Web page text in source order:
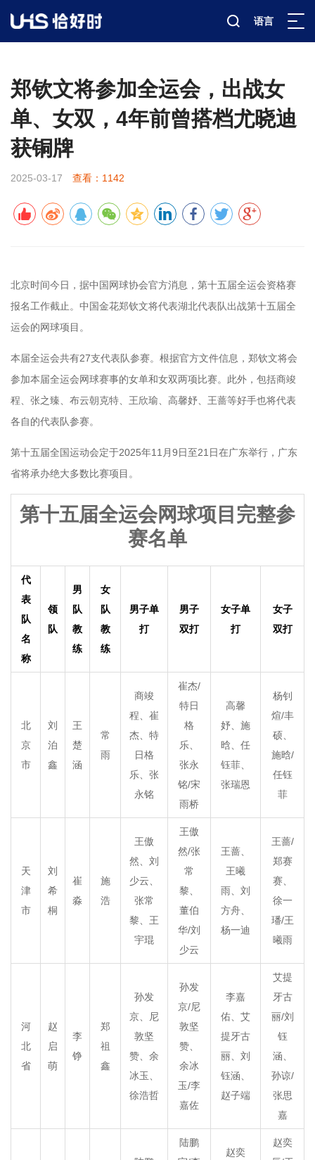
语言
> 新闻资讯 > 赛事报道
郑钦文将参加全运会，出战女
单、女双，4年前曾搭档尤晓迪
获铜牌
2025-03-17 查看：1142
北京时间今日，据中国网球协会官方消息，第十五届全运会资格赛
报名工作截止。中国金花郑钦文将代表湖北代表队出战第十五届全
运会的网球项目。
本届全运会共有27支代表队参赛。根据官方文件信息，郑钦文将会
参加本届全运会网球赛事的女单和女双两项比赛。此外，包括商竣
程、张之臻、布云朝克特、王欣瑜、高馨妤、王蔷等好手也将代表
各自的代表队参赛。
第十五届全国运动会定于2025年11月9日至21日在广东举行，广东
省将承办绝大多数比赛项目。
第十五届全运会网球项目完整参
赛名单
代
表
队
名
称
领
队
男
队
教
练
女
队
教
练
男子单
打
男子
双打
女子单
打
女子
双打
北
京
市
刘
泊
鑫
王
楚
涵
常
雨
商竣
程、崔
杰、特
日格
乐、张
永铭
崔杰/
特日
格
乐、
张永
铭/宋
雨桥
高馨
妤、施
晗、任
钰菲、
张瑞恩
杨钊
煊/丰
硕、
施晗/
任钰
菲
天
津
市
刘
希
桐
崔
淼
施
浩
王傲
然、刘
少云、
张常
黎、王
宇琨
王傲
然/张
常
黎、
董伯
华/刘
少云
王蔷、
王曦
雨、刘
方舟、
杨一迪
王蔷/
郑赛
赛、
徐一
璠/王
曦雨
河
北
省
赵
启
萌
李
铮
郑
祖
鑫
孙发
京、尼
敦坚
赞、余
冰玉、
徐浩哲
孙发
京/尼
敦坚
赞、
余冰
玉/李
嘉佐
李嘉
佑、艾
提牙古
丽、刘
钰涵、
赵子端
艾提
牙古
丽/刘
钰
涵、
孙谅/
张思
嘉
陆鹏
赵奕
赵奕